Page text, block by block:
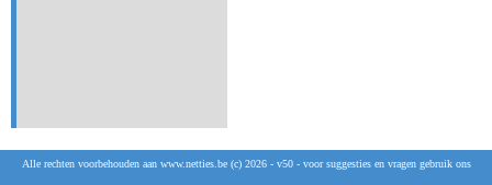
Alle rechten voorbehouden aan www.netties.be (c) 2026 - v50 - voor suggesties en vragen gebruik ons